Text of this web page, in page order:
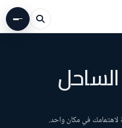
الساحل
لاهتمامك في مكان واحد.